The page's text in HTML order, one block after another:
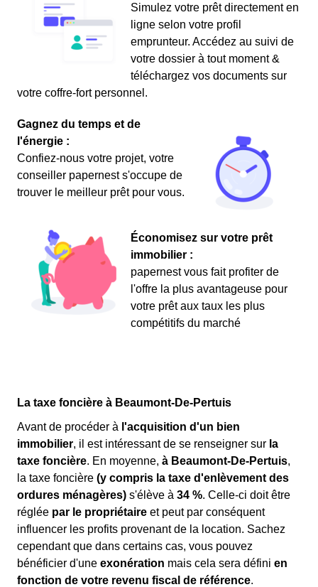
Simulez votre prêt directement en
ligne selon votre profil
emprunteur. Accédez au suivi de
votre dossier à tout moment &
téléchargez vos documents sur
votre coffre-fort personnel.
Gagnez du temps et de
l'énergie :
Confiez-nous votre projet, votre
conseiller papernest s'occupe de
trouver le meilleur prêt pour vous.
Économisez sur votre prêt
immobilier :
papernest vous fait profiter de
l'offre la plus avantageuse pour
votre prêt aux taux les plus
compétitifs du marché
La taxe foncière à Beaumont-De-Pertuis
Avant de procéder à l'acquisition d'un bien
immobilier, il est intéressant de se renseigner sur la
taxe foncière. En moyenne, à Beaumont-De-Pertuis,
la taxe foncière (y compris la taxe d'enlèvement des
ordures ménagères) s'élève à 34 %. Celle-ci doit être
réglée par le propriétaire et peut par conséquent
influencer les profits provenant de la location. Sachez
cependant que dans certains cas, vous pouvez
bénéficier d'une exonération mais cela sera défini en
fonction de votre revenu fiscal de référence.